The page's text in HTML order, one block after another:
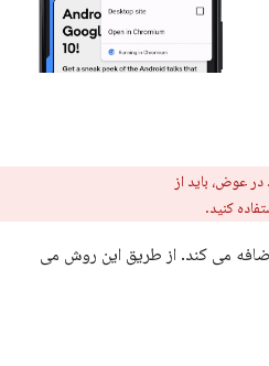
عوض، باید از
کنید.
می کند. از طریق این روش می